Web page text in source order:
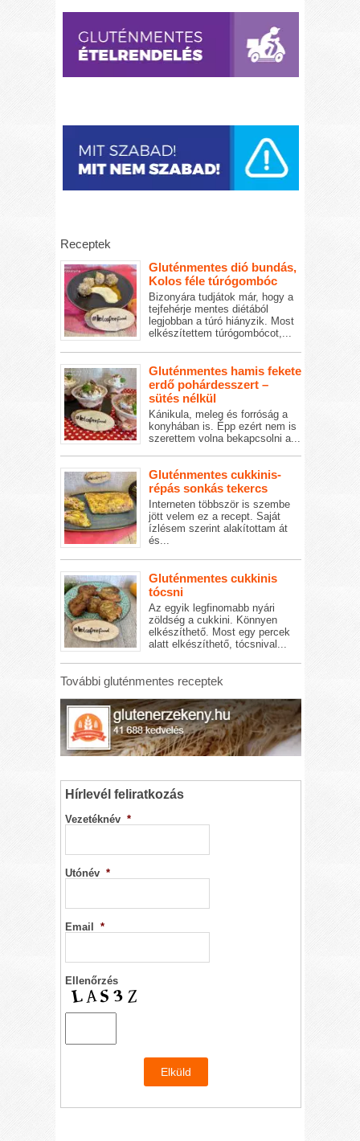
Receptek
Gluténmentes dió bundás,
Kolos féle túrógombóc
Bizonyára tudjátok már, hogy a
tejfehérje mentes diétából
legjobban a túró hiányzik. Most
elkészítettem túrógombócot,...
Gluténmentes hamis fekete
erdő pohárdesszert –
sütés nélkül
Kánikula, meleg és forróság a
konyhában is. Épp ezért nem is
szerettem volna bekapcsolni a...
Gluténmentes cukkinis-
répás sonkás tekercs
Interneten többször is szembe
jött velem ez a recept. Saját
ízlésem szerint alakítottam át
és...
Gluténmentes cukkinis
tócsni
Az egyik legfinomabb nyári
zöldség a cukkini. Könnyen
elkészíthető. Most egy percek
alatt elkészíthető, tócsnival...
További gluténmentes receptek
Hírlevél feliratkozás
Vezetéknév *
Utónév *
Email *
Ellenőrzés